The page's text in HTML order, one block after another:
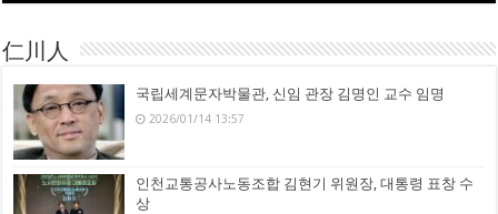
仁川人
국립세계문자박물관, 신임 관장 김명인 교수 임명
2026/01/14 13:57
인천교통공사노동조합 김현기 위원장, 대통령 표창 수
상